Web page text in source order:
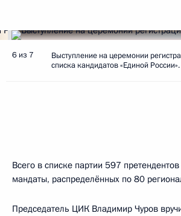
6 из 7
Выступление на церемонии
списка кандидатов «Единой России».
Всего в списке партии 597
мандаты, распределённых по 80
Председатель ЦИК Владимир Чуров